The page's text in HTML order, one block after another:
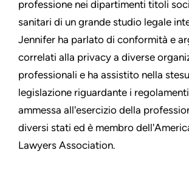
professione nei dipartimenti titoli
sanitari di un grande studio legale
Jennifer ha parlato di conformità e
correlati alla privacy a diverse
professionali e ha assistito nella
legislazione riguardante i
ammessa all'esercizio della
diversi stati ed è membro
Lawyers Association.